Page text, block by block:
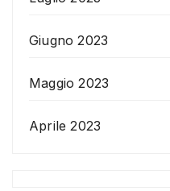
Giugno 2023
Maggio 2023
Aprile 2023